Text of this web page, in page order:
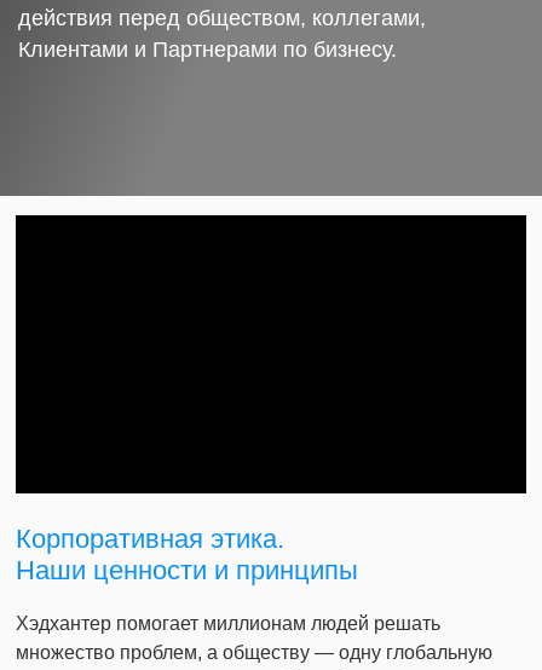
действия перед обществом, коллегами,
Клиентами и Партнерами по бизнесу.
Корпоративная этика.
Наши ценности и принципы
Хэдхантер помогает миллионам людей решать
множество проблем, а обществу — одну глобальную